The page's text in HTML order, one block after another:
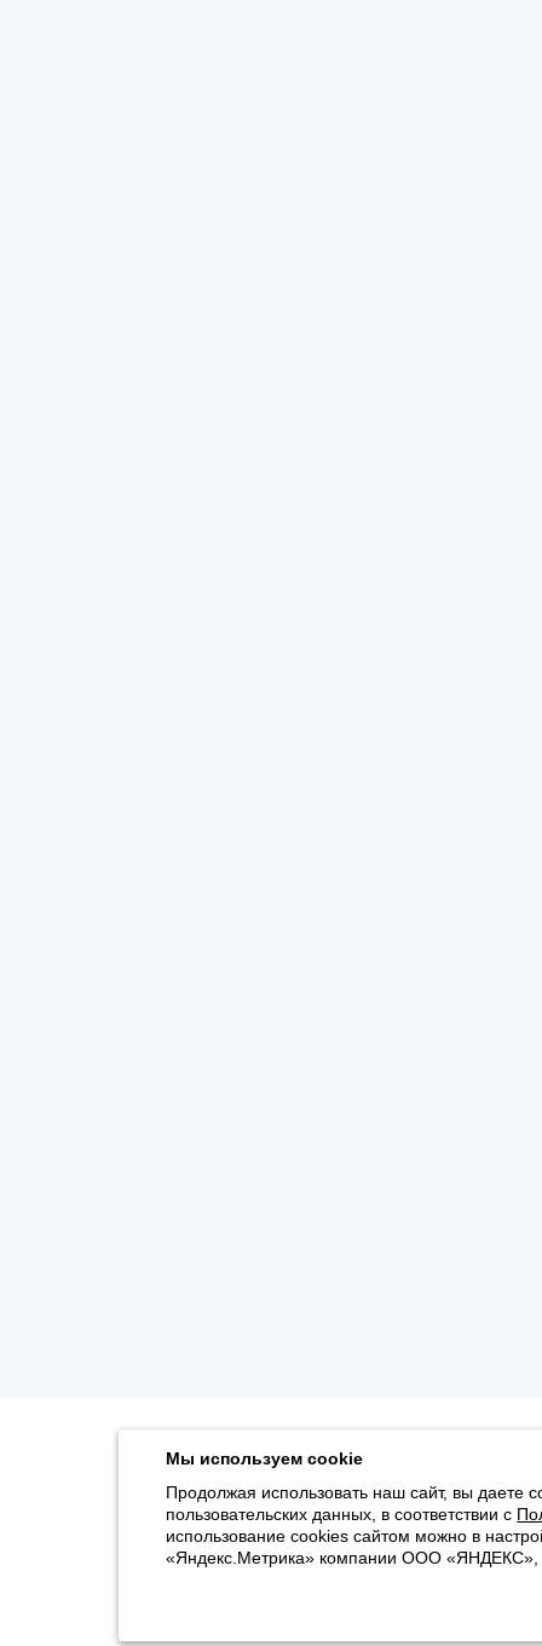
Мы используем cookie
Продолжая использовать наш сайт, вы даете
пользовательских данных, в соответствии с
использование cookies сайтом можно в
«Яндекс.Метрика» компании ООО «ЯНДЕКС»,